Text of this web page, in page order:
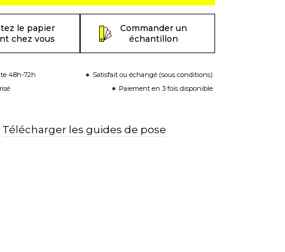
le papier
chez vous
Commander un
échantillon
48h-72h
Satisfait ou échangé (sous conditions)
Paiement en 3 fois disponible
Télécharger les guides de pose